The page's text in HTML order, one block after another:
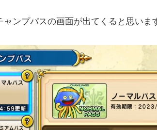
ンプパスの画面が出てくると思いま